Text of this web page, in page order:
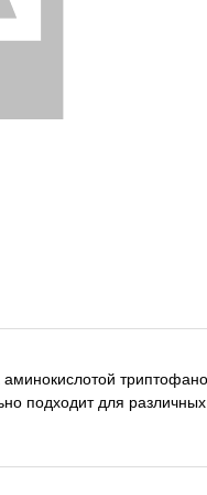
аминокислотой
подходит для